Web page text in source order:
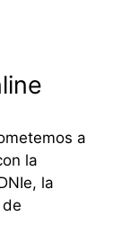
a
la
la